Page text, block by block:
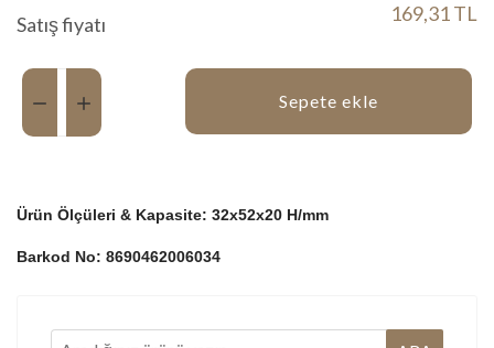
Satış fiyatı 169,31 TL
Miktar:
Sepete ekle
Ürün Ölçüleri & Kapasite: 32x52x20 H/mm
Barkod No: 8690462006034